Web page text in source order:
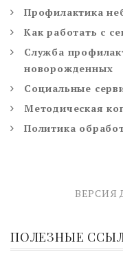
Профилактика
Как работать с
Служба
новорожденных
Социальные
Методическая
Политика
ВЕРСИЯ
ПОЛЕЗНЫЕ